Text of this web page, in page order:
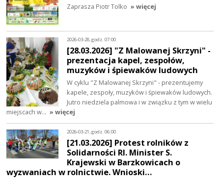
Zaprasza Piotr Tolko » więcej
2026-03-28, godz. 07:00
[28.03.2026] "Z Malowanej Skrzyni" -
prezentacja kapel, zespołów,
muzyków i śpiewaków ludowych
W cyklu "Z Malowanej Skrzyni" - prezentujemy
kapele, zespoły, muzyków i śpiewaków ludowych.
Jutro niedziela palmowa i w związku z tym w wielu
miejscach w… » więcej
2026-03-21, godz. 06:00
[21.03.2026] Protest rolników z
Solidarności RI. Minister S.
Krajewski w Barzkowicach o
wyzwaniach w rolnictwie. Wnioski…